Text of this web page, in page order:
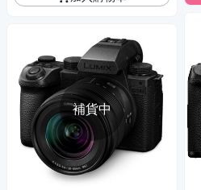
補貨中